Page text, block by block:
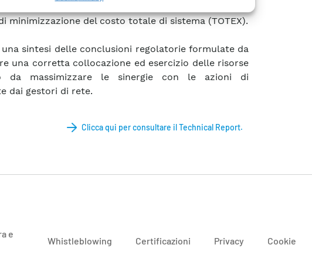
minimizzazione del costo totale di sistema (TOTEX).
sintesi delle conclusioni regolatorie formulate da
una corretta collocazione ed esercizio delle risorse
da massimizzare le sinergie con le azioni di
dai gestori di rete.
Clicca qui per consultare il Technical Report.
e
Whistleblowing Certificazioni Privacy Cookie